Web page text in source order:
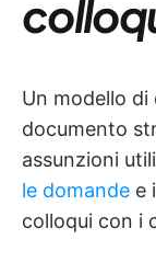
Un modello di
documento
assunzioni
le domande e
colloqui con i